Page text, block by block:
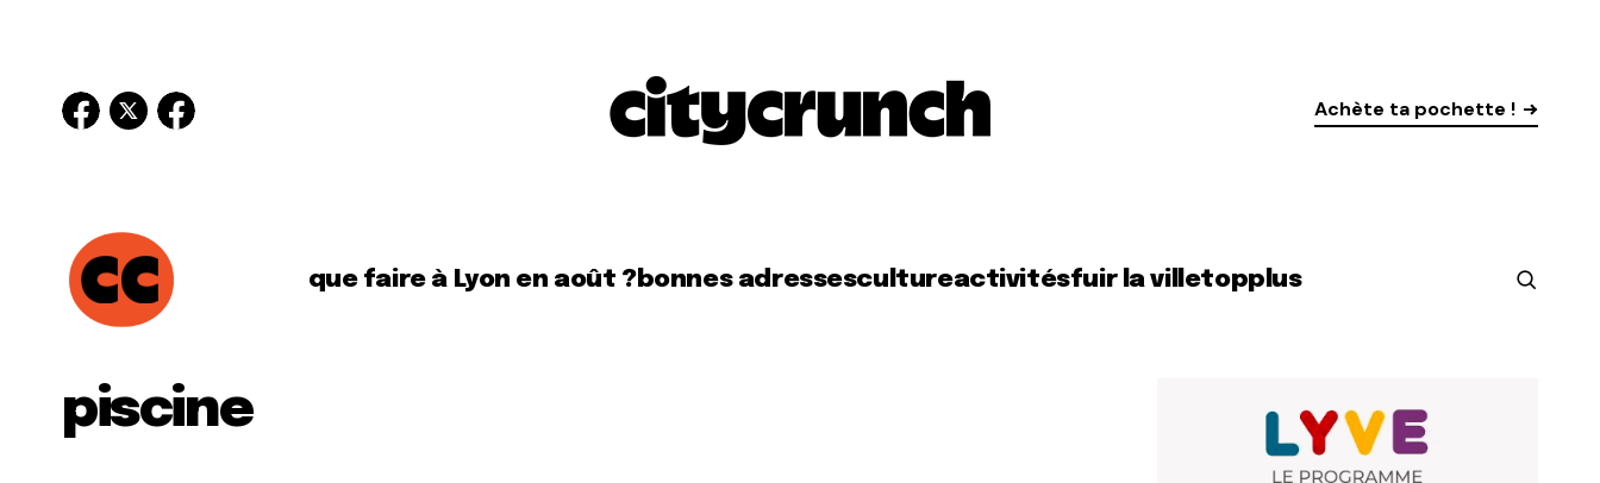
Achète ta pochette !
que faire à Lyon en août ?bonnes adressescultureactivitésfuir la villetopplus
piscine